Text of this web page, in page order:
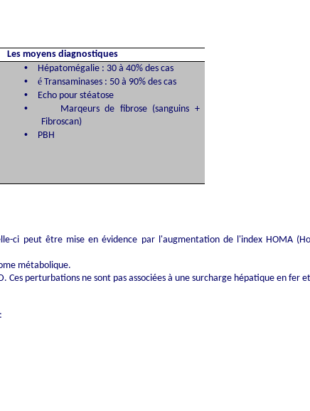
Les moyens diagnostiques
• Hépatomégalie : 30 à 40% des cas
• é Transaminases : 50 à 90% des cas
• Echo pour stéatose
•
Marqeurs de fibrose (sanguins +
Fibroscan)
• PBH
peut être mise en évidence par l'augmentation de l'index HOMA
métabolique.
perturbations ne sont pas associées à une surcharge hépatique en fer